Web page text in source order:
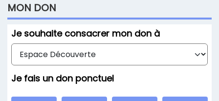
MON DON
Je souhaite consacrer mon don à
Je fais un don ponctuel